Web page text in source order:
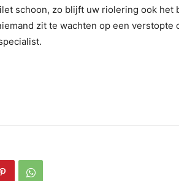
schoon, zo blijft uw riolering ook het
zit te wachten op een